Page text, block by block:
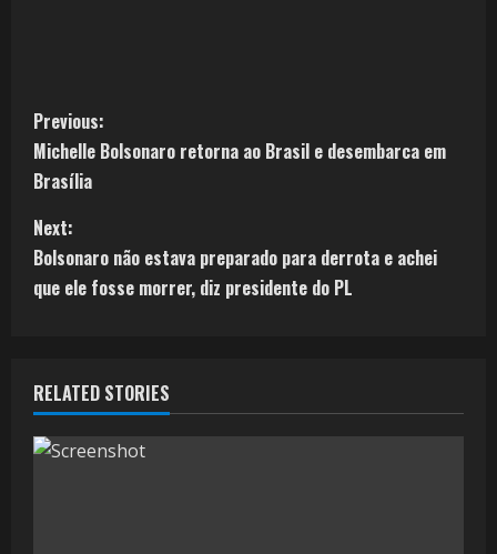
Previous:
Michelle Bolsonaro retorna ao Brasil e desembarca em
Brasília
Next:
Bolsonaro não estava preparado para derrota e achei
que ele fosse morrer, diz presidente do PL
RELATED STORIES